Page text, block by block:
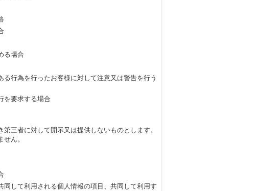
る場合
る行為を行ったお客様に対して注意又は警告を行う
を要求する場合
三者に対して開示又は提供しないものとします。
ん。
同して利用される個人情報の項目、共同して利用す